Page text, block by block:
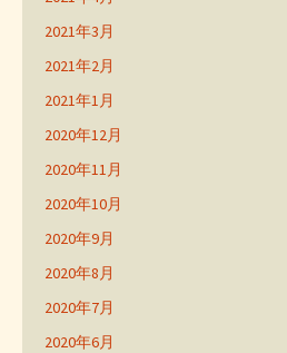
2021年3月
2021年2月
2021年1月
2020年12月
2020年11月
2020年10月
2020年9月
2020年8月
2020年7月
2020年6月